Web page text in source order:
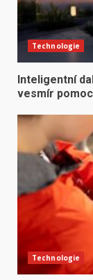
Technologie
Inteligentní
vesmír
Technologie